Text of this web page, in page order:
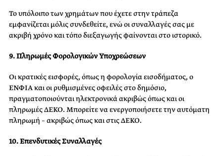
Το υπόλοιπο των χρημάτων που έχετε στην τράπεζα
εμφανίζεται μόλις συνδεθείτε, ενώ οι συναλλαγές σας με
ακριβή χρόνο και τόπο διεξαγωγής φαίνονται στο ιστορικό.
9. Πληρωμές Φορολογικών Υποχρεώσεων
Οι κρατικές εισφορές, όπως η φορολογία εισοδήματος, ο
ΕΝΦΙΑ και οι ρυθμισμένες οφειλές στο δημόσιο,
πραγματοποιούνται ηλεκτρονικά ακριβώς όπως και οι
πληρωμές ΔΕΚΟ. Μπορείτε να ενεργοποιήσετε την αυτόματη
πληρωμή – ακριβώς όπως και στις ΔΕΚΟ.
10. Επενδυτικές Συναλλαγές